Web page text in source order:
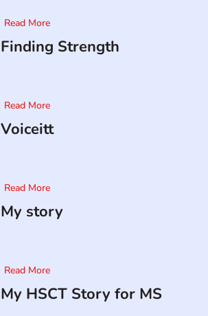
Read More
Finding Strength
Read More
Voiceitt
Read More
My story
Read More
My HSCT Story for MS